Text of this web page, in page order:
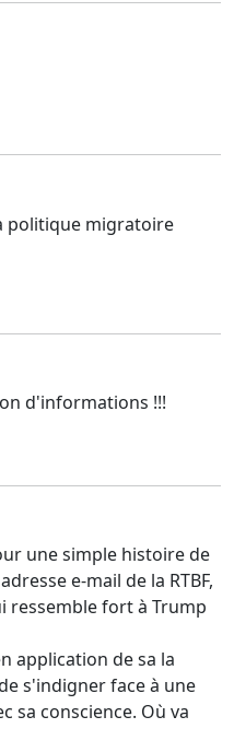
politique migratoire
d'informations !!!
une simple histoire de
e-mail de la RTBF,
ressemble fort à Trump
application de sa la
s'indigner face à une
sa conscience. Où va